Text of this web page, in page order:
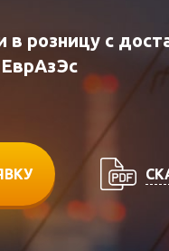
розницу с